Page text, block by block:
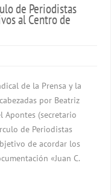
de Periodistas
al Centro de
de la Prensa y la
por Beatriz
Apontes (secretario
de Periodistas
de acordar los
«Juan C.